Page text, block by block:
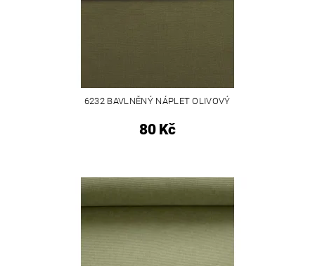
6232 BAVLNĚNÝ NÁPLET OLIVOVÝ
80 Kč